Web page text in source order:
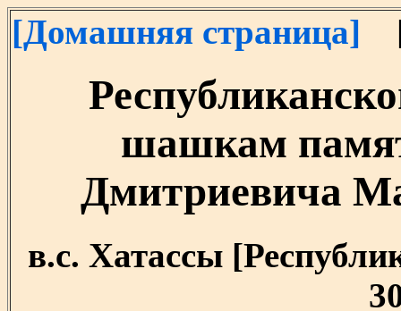
[Домашняя страница]
шашкам
Дмитриевича
в.с. Хатассы